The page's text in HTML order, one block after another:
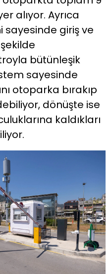
alıyor. Ayrıca
sayesinde giriş ve
şekilde
bütünleşik
sayesinde
otoparka bırakıp
dönüşte ise
kaldıkları